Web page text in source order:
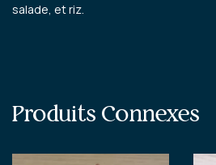
salade, et riz.
Produits Connexes